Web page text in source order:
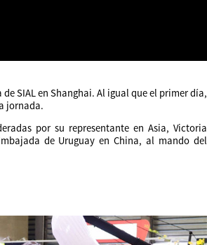
SIAL en Shanghai. Al igual que el primer día,
jornada.
por su representante en Asia, Victoria
de Uruguay en China, al mando del